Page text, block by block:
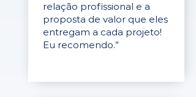
relação profissional e a
proposta de valor que eles
entregam a cada projeto!
Eu recomendo.”